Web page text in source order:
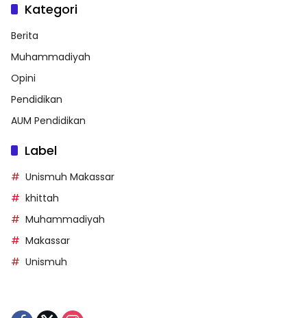
Kategori
Berita
Muhammadiyah
Opini
Pendidikan
AUM Pendidikan
Label
Unismuh Makassar
khittah
Muhammadiyah
Makassar
Unismuh